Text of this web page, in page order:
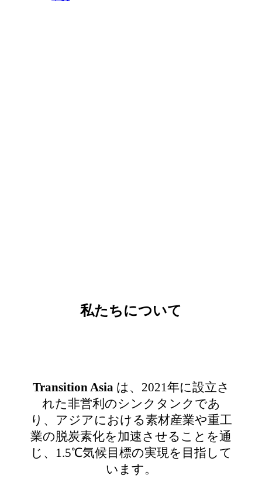
私たちについて
Transition Asia は、2021年に設立さ
れた非営利のシンクタンクであ
り、アジアにおける素材産業や重工
業の脱炭素化を加速させることを通
じ、1.5℃気候目標の実現を目指して
います。